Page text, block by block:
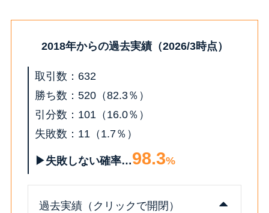
2018年からの過去実績（2026/3時点）
取引数：632
勝ち数：520（82.3％）
引分数：101（16.0％）
失敗数：11（1.7％）
▶失敗しない確率…98.3%
過去実績（クリックで開閉）